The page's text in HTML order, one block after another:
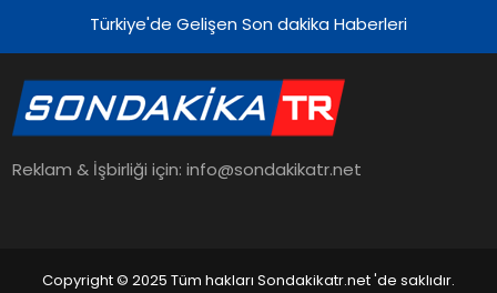
EKONOMI
EĞITIM
OTOMOBIL
Türkiye'de Gelişen Son dakika Haberleri
Reklam & İşbirliği için: info@sondakikatr.net
Copyright © 2025 Tüm hakları Sondakikatr.net 'de saklıdır.